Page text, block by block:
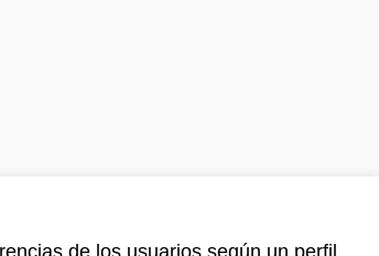
de los usuarios según un perfil